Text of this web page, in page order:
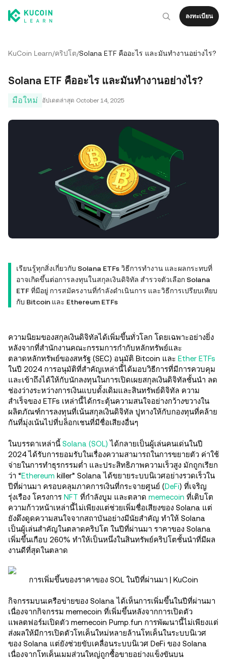
ลงทะเบียน
KuCoin Learn/คริปโต/Solana ETF คืออะไร และมันทำงานอย่างไร?
Solana ETF คืออะไร และมันทำงานอย่างไร?
มือใหม่ อัปเดตล่าสุด October 14, 2025
เรียนรู้ทุกสิ่งเกี่ยวกับ Solana ETFs วิธีการทำงาน และผลกระทบที่
อาจเกิดขึ้นต่อการลงทุนในสกุลเงินดิจิทัล สำรวจตัวเลือก Solana
ETF ที่มีอยู่ การสมัครงานที่กำลังดำเนินการ และวิธีการเปรียบเทียบ
กับ Bitcoin และ Ethereum ETFs
ความนิยมของสกุลเงินดิจิทัลได้เพิ่มขึ้นทั่วโลก โดยเฉพาะอย่างยิ่ง
หลังจากที่สำนักงานคณะกรรมการกำกับหลักทรัพย์และ
ตลาดหลักทรัพย์ของสหรัฐ (SEC) อนุมัติ Bitcoin และ Ether ETFs
ในปี 2024 การอนุมัติที่สำคัญเหล่านี้ได้มอบวิธีการที่มีการควบคุม
และเข้าถึงได้ให้กับนักลงทุนในการเปิดเผยสกุลเงินดิจิทัลชั้นนำ ลด
ช่องว่างระหว่างการเงินแบบดั้งเดิมและสินทรัพย์ดิจิทัล ความ
สำเร็จของ ETFs เหล่านี้ได้กระตุ้นความสนใจอย่างกว้างขวางใน
ผลิตภัณฑ์การลงทุนที่เน้นสกุลเงินดิจิทัล ปูทางให้กับกองทุนที่คล้าย
กันที่มุ่งเน้นไปที่บล็อกเชนที่มีชื่อเสียงอื่นๆ
ในบรรดาเหล่านี้ Solana (SOL) ได้กลายเป็นผู้เล่นคนเด่นในปี
2024 ได้รับการยอมรับในเรื่องความสามารถในการขยายตัว ค่าใช้
จ่ายในการทำธุรกรรมต่ำ และประสิทธิภาพความเร็วสูง มักถูกเรียก
ว่า “Ethereum killer” Solana ได้ขยายระบบนิเวศอย่างรวดเร็วใน
ปีที่ผ่านมา ครอบคลุมภาคการเงินที่กระจายศูนย์ (DeFi) ที่เจริญ
รุ่งเรือง โครงการ NFT ที่กำลังบูม และตลาด memecoin ที่เติบโต
ความก้าวหน้าเหล่านี้ไม่เพียงแต่ช่วยเพิ่มชื่อเสียงของ Solana แต่
ยังดึงดูดความสนใจจากสถาบันอย่างมีนัยสำคัญ ทำให้ Solana
เป็นผู้เล่นสำคัญในตลาดคริปโต ในปีที่ผ่านมา ราคาของ Solana
เพิ่มขึ้นเกือบ 260% ทำให้เป็นหนึ่งในสินทรัพย์คริปโตชั้นนำที่มีผล
งานดีที่สุดในตลาด
การเพิ่มขึ้นของราคาของ SOL ในปีที่ผ่านมา | KuCoin
กิจกรรมบนเครือข่ายของ Solana ได้เห็นการเพิ่มขึ้นในปีที่ผ่านมา
เนื่องจากกิจกรรม memecoin ที่เพิ่มขึ้นหลังจากการเปิดตัว
แพลตฟอร์มเปิดตัว memecoin Pump.fun การพัฒนานี้ไม่เพียงแต่
ส่งผลให้มีการเปิดตัวโทเค็นใหม่หลายล้านโทเค็นในระบบนิเวศ
ของ Solana แต่ยังช่วยขับเคลื่อนระบบนิเวศ DeFi ของ Solana
เนื่องจากโทเค็นเมมส่วนใหญ่ถูกซื้อขายอย่างแข็งขันบน